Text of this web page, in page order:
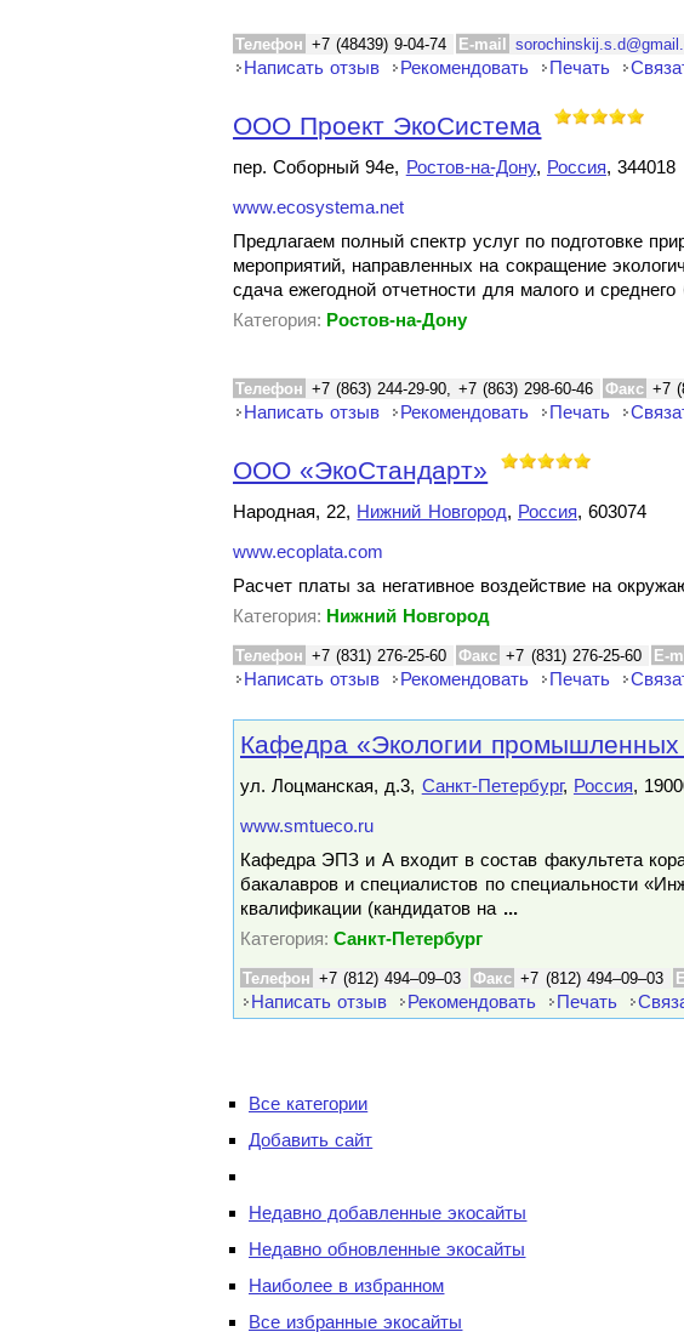
Телефон +7 (48439) 9-04-74 E-mail
Написать отзыв Рекомендовать Печать
ООО Проект ЭкоСистема
пер. Соборный 94е, Ростов-на-Дону, Россия, 344018
www.ecosystema.net
Предлагаем полный спектр услуг по подготовке
мероприятий, направленных на сокращение
сдача ежегодной отчетности для малого и среднего
Категория: Ростов-на-Дону
Телефон +7 (863) 244-29-90, +7 (863) 298-60-46 Факс +7
Написать отзыв Рекомендовать Печать
ООО «ЭкоСтандарт»
Народная, 22, Нижний Новгород, Россия, 603074
www.ecoplata.com
Расчет платы за негативное воздействие на
Категория: Нижний Новгород
Телефон +7 (831) 276-25-60 Факс +7 (831) 276-25-60 E-
Написать отзыв Рекомендовать Печать
Кафедра «Экологии
ул. Лоцманская, д.3, Санкт-Петербург, Россия,
www.smtueco.ru
Кафедра ЭПЗ и А входит в состав факультета
бакалавров и специалистов по специальности
квалификации (кандидатов на ...
Категория: Санкт-Петербург
Телефон +7 (812) 494–09–03 Факс +7 (812) 494–09–03
Написать отзыв Рекомендовать Печать
Все категории
Добавить сайт
Недавно добавленные экосайты
Недавно обновленные экосайты
Наиболее в избранном
Все избранные экосайты